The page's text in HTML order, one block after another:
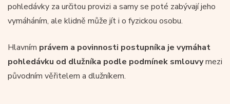
pohledávky za určitou provizi a samy se poté zabývají jeho
vymáháním, ale klidně může jít i o fyzickou osobu.
Hlavním právem a povinnosti postupníka je vymáhat
pohledávku od dlužníka podle podmínek smlouvymezi
původním věřitelem a dlužníkem.